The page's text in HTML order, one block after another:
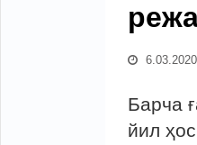
Барча
йил